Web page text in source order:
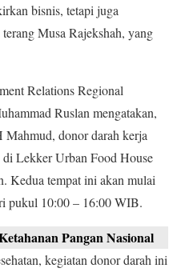
bisnis, tetapi juga
Musa Rajekshah, yang
Relations Regional
Ruslan mengatakan,
donor darah kerja
Lekker Urban Food House
Kedua tempat ini akan mulai
pukul 10:00 – 16:00 WIB.
Pangan Nasional
kegiatan donor darah ini